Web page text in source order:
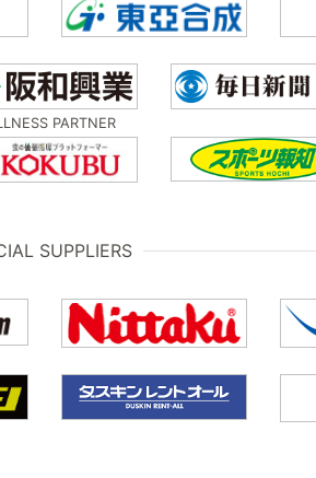
PARTNER
SUPPLIERS